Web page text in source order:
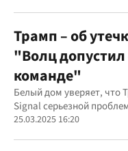
Трамп – об
"Волц допустил
команде"
Белый дом уверяет, что
Signal серьезной
25.03.2025 16:20